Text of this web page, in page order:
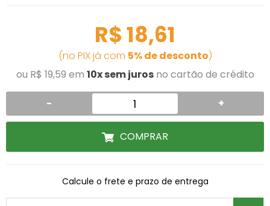
R$ 18,61
(no PIX já com 5% de desconto)
ou R$ 19,59 em 10x sem jurosno cartão de crédito
- +
COMPRAR
Calcule o frete e prazo de entrega